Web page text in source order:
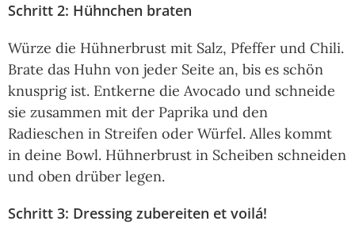
Schritt 2: Hühnchen braten
Würze die Hühnerbrust mit Salz, Pfeffer und Chili.
Brate das Huhn von jeder Seite an, bis es schön
knusprig ist. Entkerne die Avocado und schneide
sie zusammen mit der Paprika und den
Radieschen in Streifen oder Würfel. Alles kommt
in deine Bowl. Hühnerbrust in Scheiben schneiden
und oben drüber legen.
Schritt 3: Dressing zubereiten et voilá!